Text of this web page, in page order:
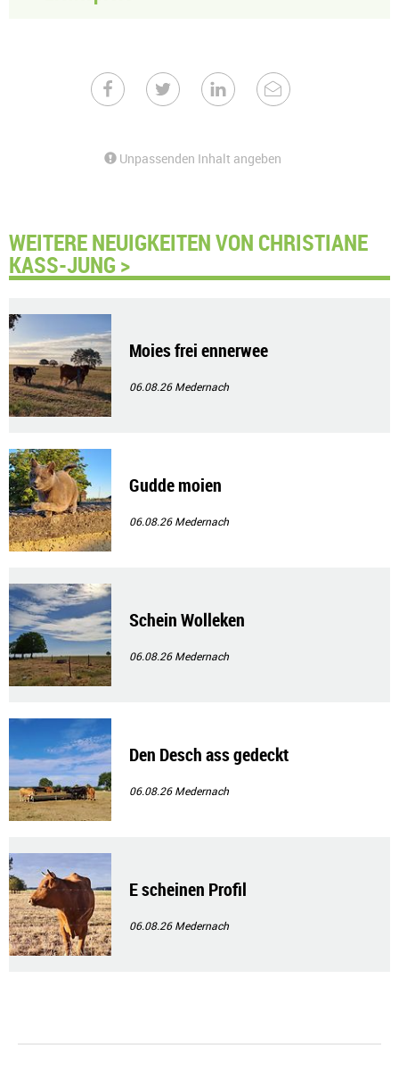
Unpassenden Inhalt angeben
WEITERE NEUIGKEITEN VON CHRISTIANE
KASS-JUNG >
Moies frei ennerwee
06.08.26Medernach
Gudde moien
06.08.26Medernach
Schein Wolleken
06.08.26Medernach
Den Desch ass gedeckt
06.08.26Medernach
E scheinen Profil
06.08.26Medernach